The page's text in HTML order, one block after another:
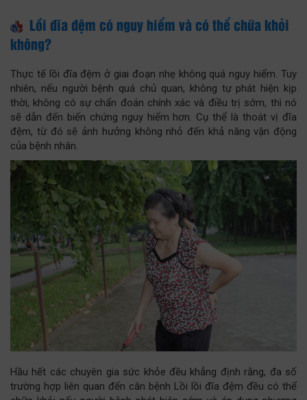
Lồi đĩa đệm có nguy hiểm và có thể chữa khỏi
không?
Thực tế lồi đĩa đệm ở giai đoạn nhẹ không quá nguy hiểm. Tuy
nhiên, nếu người bệnh quá chủ quan, không tự phát hiện kịp
thời, không có sự chẩn đoán chính xác và điều trị sớm, thì nó
sẽ dẫn đến biến chứng nguy hiểm hơn. Cụ thể là thoát vị đĩa
đệm, từ đó sẽ ảnh hưởng không nhỏ đến khả năng vận động
của bệnh nhân.
Hầu hết các chuyên gia sức khỏe đều khẳng định rằng, đa số
trường hợp liên quan đến căn bệnh Lồi lồi đĩa đệm đều có thể